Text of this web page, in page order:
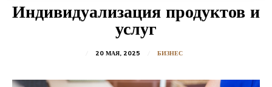
Индивидуализация продуктов и
услуг
20 МАЯ, 2025 БИЗНЕС